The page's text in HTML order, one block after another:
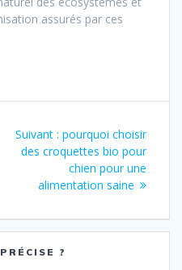
assurés par ces
Suivant : Article
suivant
pourquoi choisir
des croquettes bio pour
chien pour une
alimentation saine
?